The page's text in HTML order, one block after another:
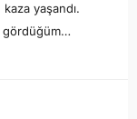
yaşandı.
gördüğüm…